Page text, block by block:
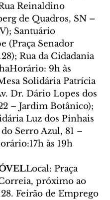
Reinaldino
de Quadros, SN –
Santuário
(Praça Senador
Rua da Cidadania
9h às
Solidária Patrícia
Dr. Dário Lopes dos
– Jardim Botânico);
Luz dos Pinhais
Serro Azul, 81 –
às 19h
Local: Praça
próximo ao
Feirão de Emprego